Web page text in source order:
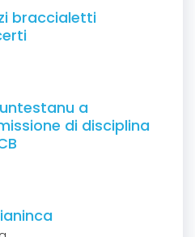
braccialetti
a
di disciplina